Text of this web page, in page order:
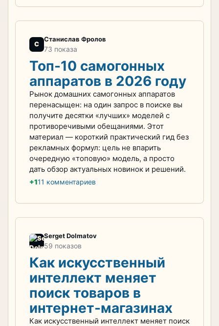
С
Станислав Фролов
73 показа
Топ-10 самогонных
аппаратов в 2026 году
Рынок домашних самогонных аппаратов
перенасыщен: на один запрос в поиске вы
получите десятки «лучших» моделей с
противоречивыми обещаниями. Этот
материал — короткий практический гид без
рекламных формул: цель не впарить
очередную «топовую» модель, а просто
дать обзор актуальных новинок и решений.
+111 комментариев
Serget Dolmatov
59 показов
Как искусственный
интеллект меняет
поиск товаров в
интернет-магазинах
Как искусственный интеллект меняет поиск